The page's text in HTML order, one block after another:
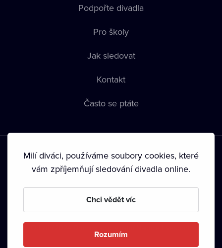
Podpořte divadla
Pro školy
Jak sledovat
Kontakt
Často se ptáte
Podmínky používání • Ochrana soukromí • Zásady používání
• Autorská práva•
Milí diváci, používáme soubory cookies, které
vám zpříjemňují sledování divadla online.
Chci vědět víc
Rozumím